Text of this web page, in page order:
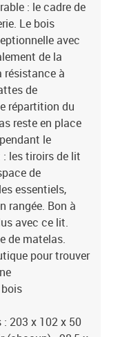
: le cadre de
Le bois
avec
de la
résistance à
de
répartition du
reste en place
le
les tiroirs de lit
de
essentiels,
rangée. Bon à
avec ce lit.
de matelas.
pour trouver
203 x 102 x 50